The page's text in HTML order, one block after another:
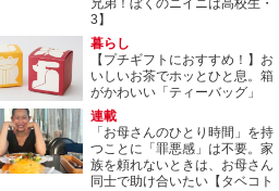
兄弟！ぼくのニイニは高校生・
3】
暮らし
【プチギフトにおすすめ！】お
いしいお茶でホッとひと息。箱
がかわいい「ティーバッグ」
連載
「お母さんのひとり時間」を持
つことに「罪悪感」は不要。家
族を頼れないときは、お母さん
同士で助け合いたい【タベコト